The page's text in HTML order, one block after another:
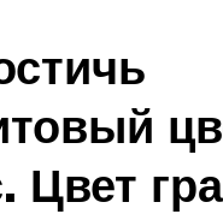
Цвет